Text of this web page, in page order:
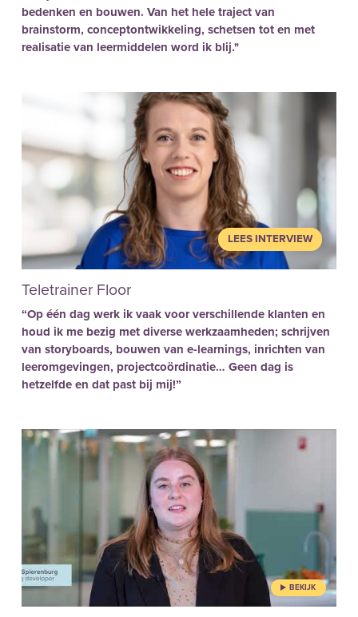
bedenken en bouwen. Van het hele traject van
brainstorm, conceptontwikkeling, schetsen tot en met
realisatie van leermiddelen word ik blij."
LEES INTERVIEW
Teletrainer Floor
“Op één dag werk ik vaak voor verschillende klanten en
houd ik me bezig met diverse werkzaamheden; schrijven
van storyboards, bouwen van e-learnings, inrichten van
leeromgevingen, projectcoördinatie… Geen dag is
hetzelfde en dat past bij mij!”